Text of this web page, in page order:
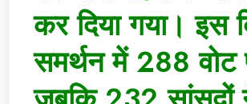
कर दिया गया। इस
समर्थन में 288 वोट